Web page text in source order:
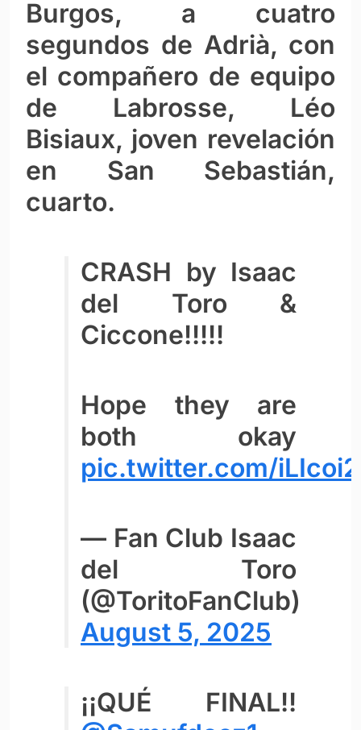
Burgos, a cuatro
segundos de Adrià, con
el compañero de equipo
de Labrosse, Léo
Bisiaux, joven revelación
en San Sebastián,
cuarto.
CRASH by Isaac
del Toro &
Ciccone!!!!!
Hope they are
both okay
pic.twitter.com/
— Fan Club Isaac
del Toro
(@ToritoFanClub)
August 5, 2025
¡¡QUÉ FINAL!!